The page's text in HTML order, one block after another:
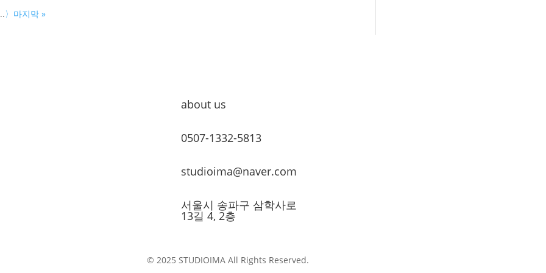
〉 마지막 »
about us
0507-1332-5813
studioima@naver.com
서울시 송파구 삼학사로
13길 4, 2층
© 2025 STUDIOIMA All Rights Reserved.